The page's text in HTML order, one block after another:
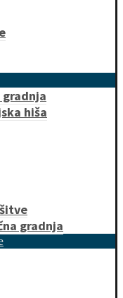
gradnja
hiša
gradnja